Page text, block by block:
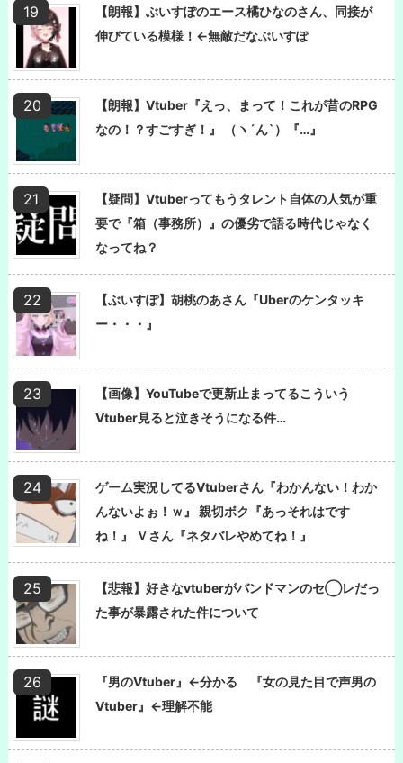
【朗報】ぶいすぽのエース橘ひなのさん、同接が
伸びている模様！←無敵だなぶいすぽ
【朗報】Vtuber『えっ、まって！これが昔のRPG
なの！？すごすぎ！』 （ヽ´ん`）『…』
【疑問】Vtuberってもうタレント自体の人気が重
要で『箱（事務所）』の優劣で語る時代じゃなく
なってね？
【ぶいすぽ】胡桃のあさん『Uberのケンタッキ
ー・・・』
【画像】YouTubeで更新止まってるこういう
Vtuber見ると泣きそうになる件…
ゲーム実況してるVtuberさん『わかんない！わか
んないよぉ！ｗ』 親切ボク『あっそれはです
ね！』 Ｖさん『ネタバレやめてね！』
【悲報】好きなvtuberがバンドマンのセ◯レだっ
た事が暴露された件について
『男のVtuber』←分かる 『女の見た目で声男の
Vtuber』←理解不能